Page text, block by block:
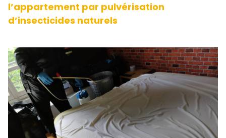
l’appartement par pulvérisation
d’insecticides naturels